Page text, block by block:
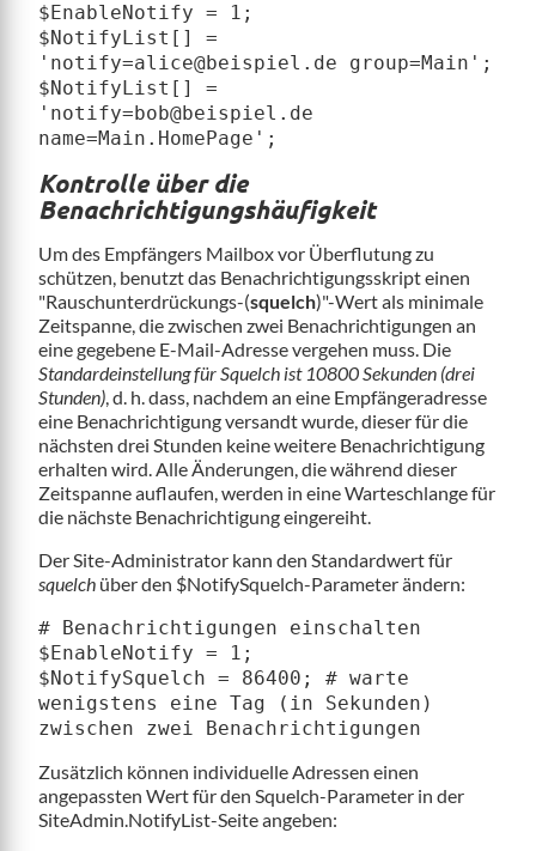
$EnableNotify = 1;
$NotifyList[] =
'notify=alice@beispiel.de group=Main';
$NotifyList[] =
'notify=bob@beispiel.de
name=Main.HomePage';
Kontrolle über die
Benachrichtigungshäufigkeit
Um des Empfängers Mailbox vor Überflutung zu
schützen, benutzt das Benachrichtigungsskript einen
"Rauschunterdrückungs-(squelch)"-Wert als minimale
Zeitspanne, die zwischen zwei Benachrichtigungen an
eine gegebene E-Mail-Adresse vergehen muss. Die
Standardeinstellung für Squelch ist 10800 Sekunden (drei
Stunden), d. h. dass, nachdem an eine Empfängeradresse
eine Benachrichtigung versandt wurde, dieser für die
nächsten drei Stunden keine weitere Benachrichtigung
erhalten wird. Alle Änderungen, die während dieser
Zeitspanne auflaufen, werden in eine Warteschlange für
die nächste Benachrichtigung eingereiht.
Der Site-Administrator kann den Standardwert für
squelch über den $NotifySquelch-Parameter ändern:
# Benachrichtigungen einschalten
$EnableNotify = 1;
$NotifySquelch = 86400; # warte
wenigstens eine Tag (in Sekunden)
zwischen zwei Benachrichtigungen
Zusätzlich können individuelle Adressen einen
angepassten Wert für den Squelch-Parameter in der
SiteAdmin.NotifyList-Seite angeben: